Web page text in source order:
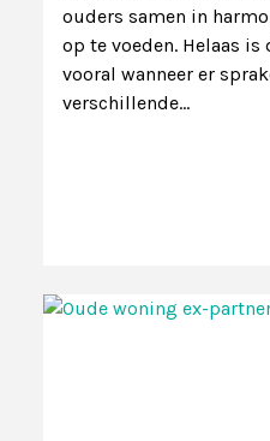
ouders samen in
op te voeden. Helaas
vooral wanneer er
verschillende…